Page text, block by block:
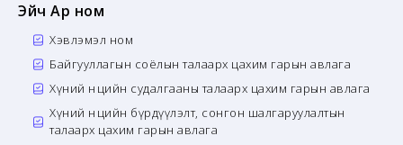
Эйч Ар ном
Хэвлэмэл ном
Байгууллагын соёлын талаарх цахим гарын авлага
Хүний нөөцийн судалгааны талаарх цахим гарын авлага
Хүний нөөцийн бүрдүүлэлт, сонгон шалгаруулалтын
талаарх цахим гарын авлага